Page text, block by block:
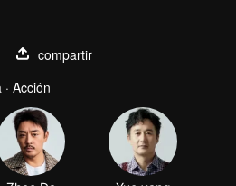
compartir
Acción